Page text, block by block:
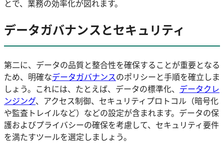
とで、業務の効率化が図れます。
データガバナンスとセキュリティ
第二に、データの品質と整合性を確保することが重要となる
ため、明確なデータガバナンスのポリシーと手順を確立しま
しょう。これには、たとえば、データの標準化、 データクレ
ンジング、アクセス制御、セキュリティプロトコル（暗号化
や監査トレイルなど）などの設定が含まれます。データの保
護およびプライバシーの確保を考慮して、セキュリティ要件
を満たすツールを選定しましょう。